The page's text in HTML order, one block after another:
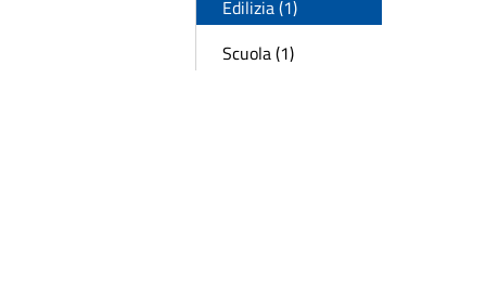
Edilizia (1)
Scuola (1)